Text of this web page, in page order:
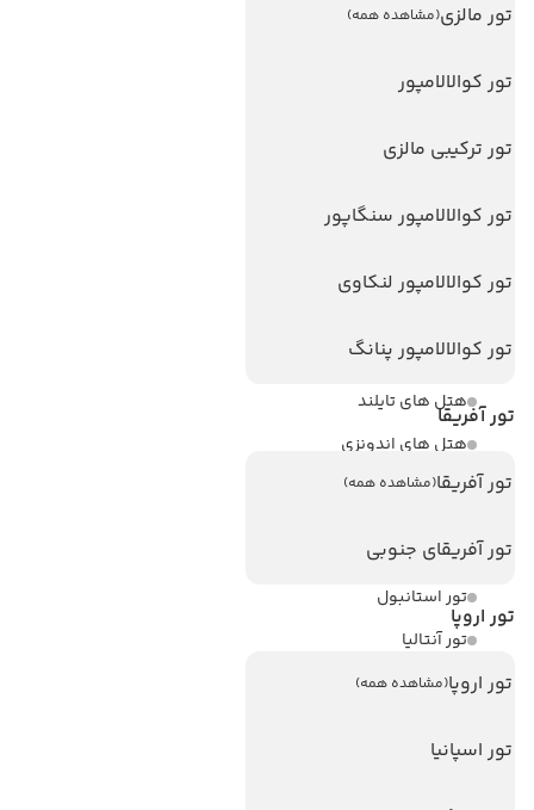
تور مالزی(مشاهده همه)
تور کوالالامپور
تور ترکیبی مالزی
تور کوالالامپور سنگاپور
تور کوالالامپور لنکاوی
تور کوالالامپور پنانگ
تور آفریقا
تور آفریقا(مشاهده همه)
تور آفریقای جنوبی
تور اروپا
تور اروپا(مشاهده همه)
تور اسپانیا
ویزا
ویزا کانادا
تماس با ما
مجله گردشگری
هتل های پر بازدید
هتل های استانبول
هتل های تایلند
هتل های اندونزی
هتل های سریلانکا
تورهای پربازدید
تور استانبول
تور آنتالیا
تور پوکت
تور سریلانکا